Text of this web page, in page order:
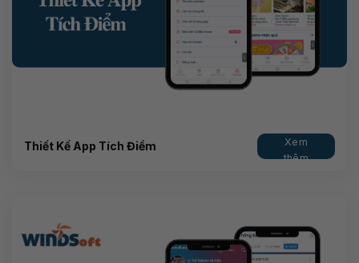
Thiết Kế App Tích Điểm
Xem
thêm